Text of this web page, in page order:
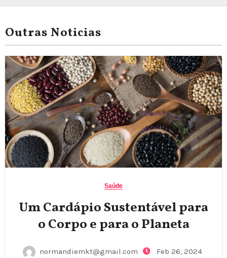
Outras Noticias
Saúde
Um Cardápio Sustentável para
o Corpo e para o Planeta
normandiemkt@gmail.com
Feb 26, 2024